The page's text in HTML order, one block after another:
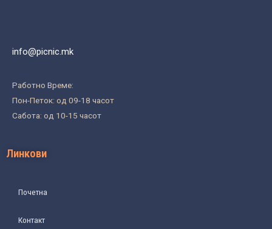
info@picnic.mk
Работно Време:
Пон-Петок: од 09-18 часот
Сабота: од 10-15 часот
Линкови
Почетна
Контакт